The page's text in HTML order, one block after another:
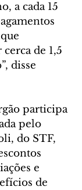
a cada 15
de 1,5
disse
participa
pelo
do STF,
e
de